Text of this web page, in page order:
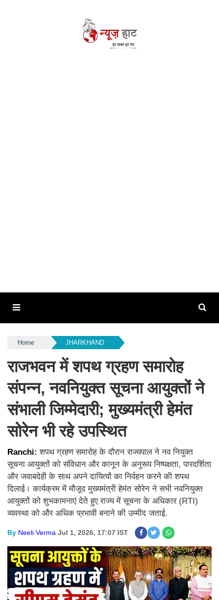
Home JHARKHAND
राजभवन में शपथ ग्रहण समारोह
संपन्न, नवनियुक्त सूचना आयुक्तों ने
संभाली जिम्मेदारी; मुख्यमंत्री हेमंत
सोरेन भी रहे उपस्थित
Ranchi:शपथ ग्रहण समारोह के दौरान राज्यपाल ने नव नियुक्त
सूचना आयुक्तों को संविधान और कानून के अनुरूप निष्पक्षता, पारदर्शिता
और जवाबदेही के साथ अपने दायित्वों का निर्वहन करने की शपथ
दिलाई। कार्यक्रम में मौजूद मुख्यमंत्री हेमंत सोरेन ने सभी नवनियुक्त
आयुक्तों को शुभकामनाएं देते हुए राज्य में सूचना के अधिकार (RTI)
व्यवस्था को और अधिक प्रभावी बनाने की उम्मीद जताई.
By Neeli Verma Jul 1, 2026, 17:07 IST